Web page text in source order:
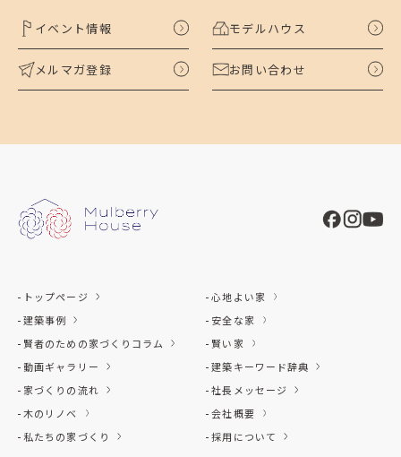
イベント情報 モデルハウス
メルマガ登録 お問い合わせ
トップページ
建築事例
賢者のための家づくりコラム
動画ギャラリー
家づくりの流れ
木のリノベ
私たちの家づくり
心地よい家
安全な家
賢い家
建築キーワード辞典
社長メッセージ
会社概要
採用について